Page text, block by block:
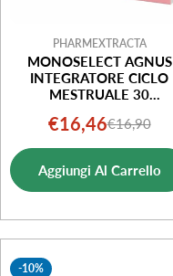
PHARMEXTRACTA
MONOSELECT AGNUS
INTEGRATORE CICLO
MESTRUALE 30
Prezzo
di
vendita
€16,46Prezzo
normale
€16,90
Aggiungi Al Carrello
-10%